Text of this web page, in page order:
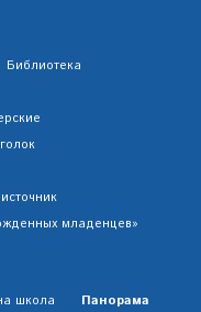
Библиотека
младенцев»
школа
Панорама